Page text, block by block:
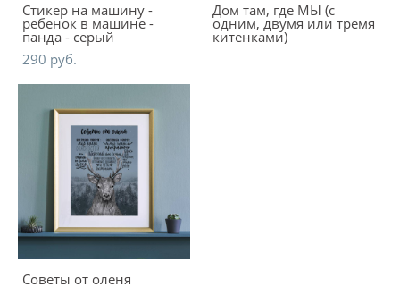
Стикер на машину -
ребенок в машине -
панда - серый
290 pуб.
Дом там, где МЫ (с
одним, двумя или тремя
китенками)
Советы от оленя